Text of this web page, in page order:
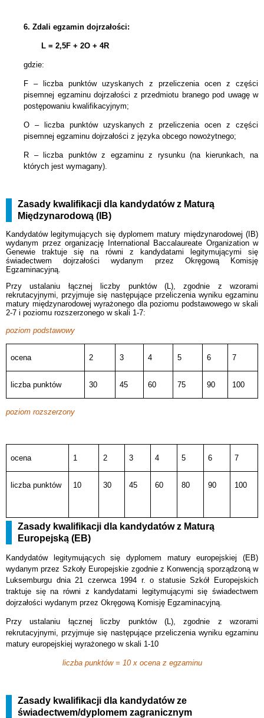
6. Zdali egzamin dojrzałości:
L = 2,5F + 2O + 4R
gdzie:
F – liczba punktów uzyskanych z przeliczenia ocen z części
pisemnej egzaminu dojrzałości z przedmiotu branego pod uwagę w
postępowaniu kwalifikacyjnym;
O – liczba punktów uzyskanych z przeliczenia ocen z części
pisemnej egzaminu dojrzałości z języka obcego nowożytnego;
R – liczba punktów z egzaminu z rysunku (na kierunkach, na
których jest wymagany).
Zasady kwalifikacji dla kandydatów z Maturą
Międzynarodową (IB)
Kandydatów legitymujących się dyplomem matury międzynarodowej (IB)
wydanym przez organizację International Baccalaureate Organization w
Genewie traktuje się na równi z kandydatami legitymującymi się
świadectwem dojrzałości wydanym przez Okręgową Komisję
Egzaminacyjną.
Przy ustalaniu łącznej liczby punktów (L), zgodnie z wzorami
rekrutacyjnymi, przyjmuje się następujące przeliczenia wyniku egzaminu
matury międzynarodowej wyrażonego dla poziomu podstawowego w skali
2-7 i poziomu rozszerzonego w skali 1-7:
poziom podstawowy
ocena 2 3 4 5 6 7
liczba punktów 30 45 60 75 90 100
poziom rozszerzony
ocena 1 2 3 4 5 6 7
liczba punktów 10 30 45 60 80 90 100
Zasady kwalifikacji dla kandydatów z Maturą
Europejską (EB)
Kandydatów legitymujących się dyplomem matury europejskiej (EB)
wydanym przez Szkoły Europejskie zgodnie z Konwencją sporządzoną w
Luksemburgu dnia 21 czerwca 1994 r. o statusie Szkół Europejskich
traktuje się na równi z kandydatami legitymującymi się świadectwem
dojrzałości wydanym przez Okręgową Komisję Egzaminacyjną.
Przy ustalaniu łącznej liczby punktów (L), zgodnie z wzorami
rekrutacyjnymi, przyjmuje się następujące przeliczenia wyniku egzaminu
matury europejskiej wyrażonego w skali 1-10
liczba punktów = 10 x ocena z egzaminu
Zasady kwalifikacji dla kandydatów ze
świadectwem/dyplomem zagranicznym